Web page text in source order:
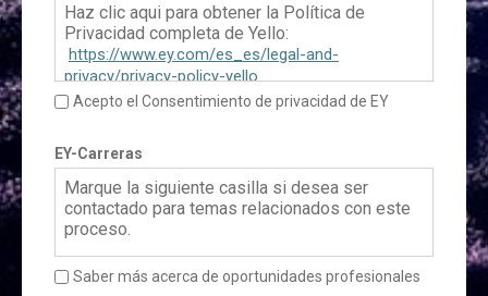
Haz clic aqui para obtener la Política de
Privacidad completa de Yello:
https://www.ey.com/es_es/legal-and-
privacy/privacy-policy-yello
Acepto el Consentimiento de privacidad de EY
EY-Carreras
Marque la siguiente casilla si desea ser
contactado para temas relacionados con este
proceso.
Saber más acerca de oportunidades profesionales